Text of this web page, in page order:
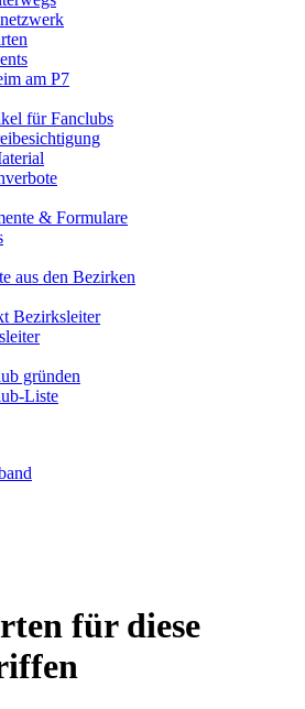
am P7
für Fanclubs
& Formulare
aus den Bezirken
Bezirksleiter
gründen
Liste
für diese